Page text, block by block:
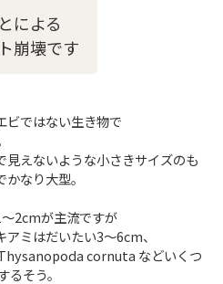
による
崩壊です
ビではない生き物で
えないような小さきサイズのも
なり大型。
2cmが主流ですが
ミはだいたい3～6cm、
cornuta などいくつ
そう。